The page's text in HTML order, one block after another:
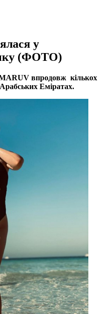
у
(ФОТО)
впродовж кількох
Еміратах.